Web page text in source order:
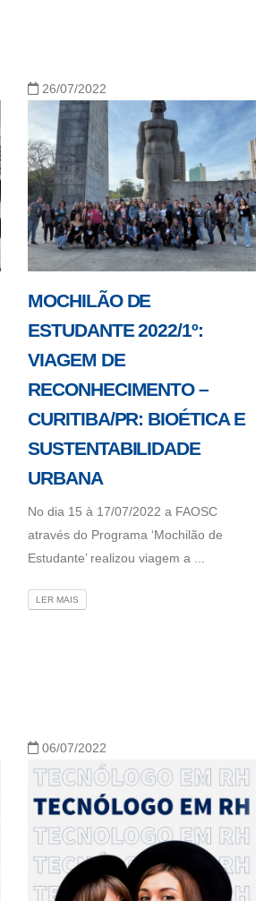
26/07/2022
MOCHILÃO DE
ESTUDANTE 2022/1º:
VIAGEM DE
RECONHECIMENTO –
CURITIBA/PR: BIOÉTICA E
SUSTENTABILIDADE
URBANA
No dia 15 à 17/07/2022 a FAOSC
através do Programa ‘Mochilão de
Estudante’ realizou viagem a ...
LER MAIS
06/07/2022